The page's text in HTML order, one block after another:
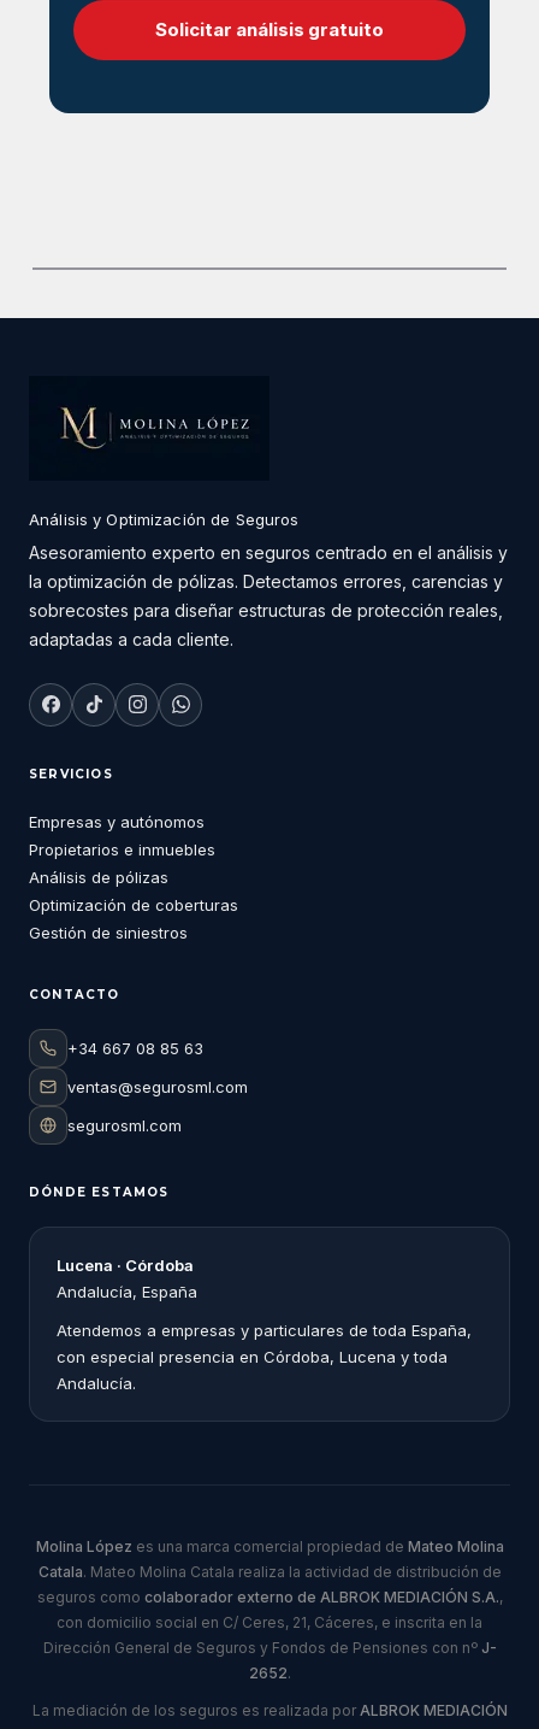
Solicitar análisis gratuito
Análisis y Optimización de Seguros
Asesoramiento experto en seguros centrado en el análisis y
la optimización de pólizas. Detectamos errores, carencias y
sobrecostes para diseñar estructuras de protección reales,
adaptadas a cada cliente.
SERVICIOS
Empresas y autónomos
Propietarios e inmuebles
Análisis de pólizas
Optimización de coberturas
Gestión de siniestros
CONTACTO
+34 667 08 85 63
ventas@segurosml.com
segurosml.com
DÓNDE ESTAMOS
Lucena · Córdoba
Andalucía, España
Atendemos a empresas y particulares de toda España,
con especial presencia en Córdoba, Lucena y toda
Andalucía.
Molina López es una marca comercial propiedad de Mateo Molina
Catala. Mateo Molina Catala realiza la actividad de distribución de
seguros como colaborador externo de ALBROK MEDIACIÓN S.A.,
con domicilio social en C/ Ceres, 21, Cáceres, e inscrita en la
Dirección General de Seguros y Fondos de Pensiones con nº J-
2652.
La mediación de los seguros es realizada por ALBROK MEDIACIÓN